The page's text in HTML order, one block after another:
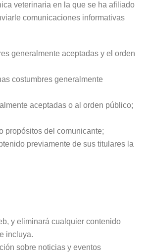
veterinaria en la que se ha afiliado
comunicaciones informativas
generalmente aceptadas y el orden
costumbres generalmente
aceptadas o al orden público;
propósitos del comunicante;
previamente de sus titulares la
y eliminará cualquier contenido
incluya.
sobre noticias y eventos